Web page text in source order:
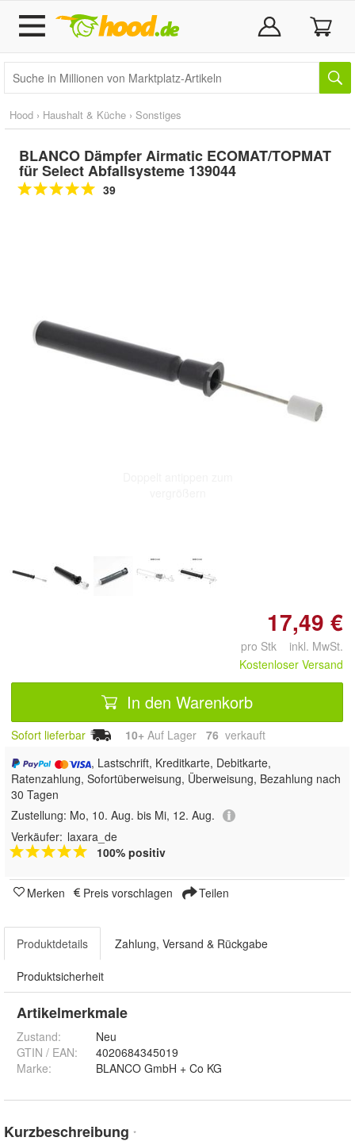
Hood › Haushalt & Küche › Sonstiges
BLANCO Dämpfer Airmatic ECOMAT/TOPMAT
für Select Abfallsysteme 139044
39
17,49 €
pro Stk inkl. MwSt.
Kostenloser Versand
In den Warenkorb
Sofort lieferbar 10+ Auf Lager 76 verkauft
, Lastschrift, Kreditkarte, Debitkarte,
Ratenzahlung, Sofortüberweisung, Überweisung, Bezahlung nach
30 Tagen
Zustellung: Mo, 10. Aug. bis Mi, 12. Aug.
Verkäufer: laxara_de
100% positiv
Merken Preis vorschlagen Teilen
Produktdetails Zahlung, Versand & Rückgabe
Produktsicherheit
Artikelmerkmale
Zustand:
Neu
GTIN / EAN:
4020684345019
Marke:
BLANCO GmbH + Co KG
Kurzbeschreibung *